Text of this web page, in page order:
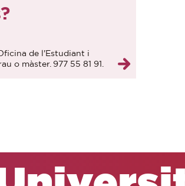
de l'Estudiant i
o màster. 977 55 81 91.